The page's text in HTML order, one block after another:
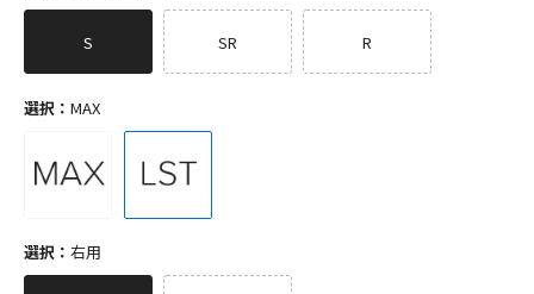
S SR R
選択： MAX
選択： 右用